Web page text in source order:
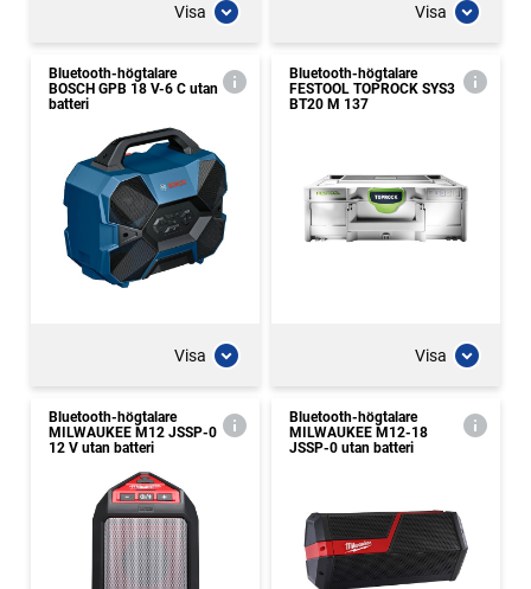
Visa Visa
Bluetooth-högtalare
BOSCH GPB 18 V-6 C utan
batteri
Visa
Bluetooth-högtalare
FESTOOL TOPROCK SYS3
BT20 M 137
Visa
Bluetooth-högtalare
MILWAUKEE M12 JSSP-0
12 V utan batteri
Bluetooth-högtalare
MILWAUKEE M12-18
JSSP-0 utan batteri